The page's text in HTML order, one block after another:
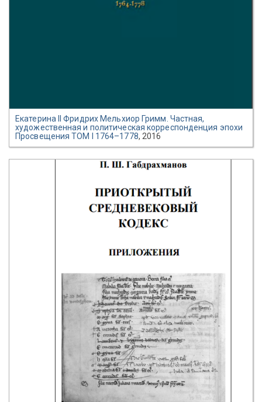
Екатерина II Фридрих Мельхиор Гримм. Частная,
художественная и политическая корреспонденция эпохи
Просвещения ТОМ I 1764–1778, 2016